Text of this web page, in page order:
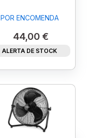
POR ENCOMENDA
44,00 €
ALERTA DE STOCK